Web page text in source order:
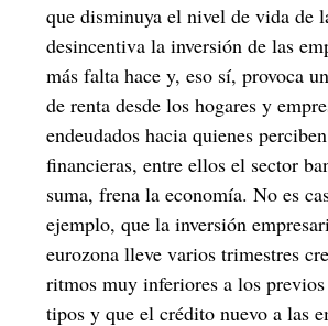
que disminuya el nivel de vida de
desincentiva la inversión de las
más falta hace y, eso sí, provoca
de renta desde los hogares y
endeudados hacia quienes
financieras, entre ellos el sector
suma, frena la economía. No es
ejemplo, que la inversión
eurozona lleve varios trimestres
ritmos muy inferiores a los
tipos y que el crédito nuevo a las